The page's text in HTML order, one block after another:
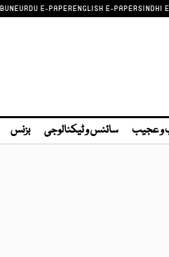
URDU E-PAPERENGLISH E-PAPERSINDHI
و عجیب سائنس و ٹیکنالوجی بزنس